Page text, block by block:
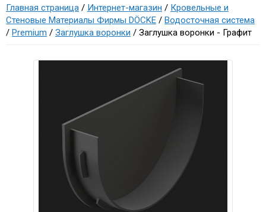
Главная страница / Интернет-магазин / Кровельные и
Стеновые Материалы Фирмы DÖCKE / Водосточная система
/ Premium / Заглушка воронки / Заглушка воронки - Графит